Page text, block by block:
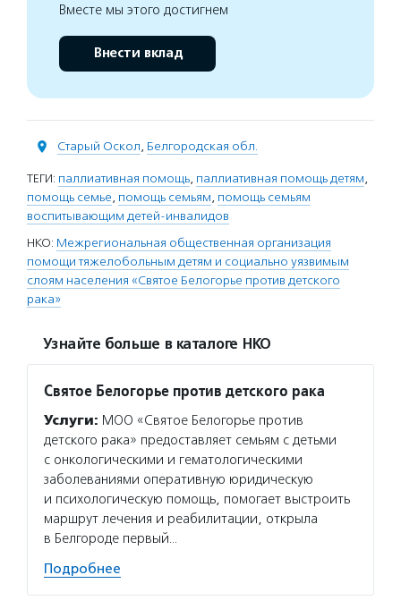
Вместе мы этого достигнем
Внести вклад
Старый Оскол, Белгородская обл.
ТЕГИ: паллиативная помощь, паллиативная помощь детям,
помощь семье, помощь семьям, помощь семьям
воспитывающим детей-инвалидов
НКО: Межрегиональная общественная организация
помощи тяжелобольным детям и социально уязвимым
слоям населения «Святое Белогорье против детского
рака»
Узнайте больше в каталоге НКО
Святое Белогорье против детского рака
Услуги: МОО «Святое Белогорье против
детского рака» предоставляет семьям с детьми
с онкологическими и гематологическими
заболеваниями оперативную юридическую
и психологическую помощь, помогает выстроить
маршрут лечения и реабилитации, открыла
в Белгороде первый…
Подробнее